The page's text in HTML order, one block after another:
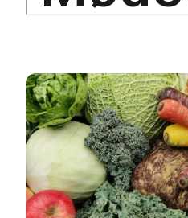
E.A.T. Eating and Tourism